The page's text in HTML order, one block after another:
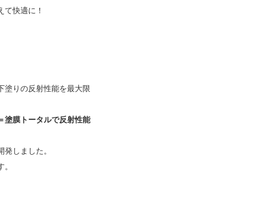
快適に！
塗りの反射性能を最大限
塗膜トータルで反射性能
しました。